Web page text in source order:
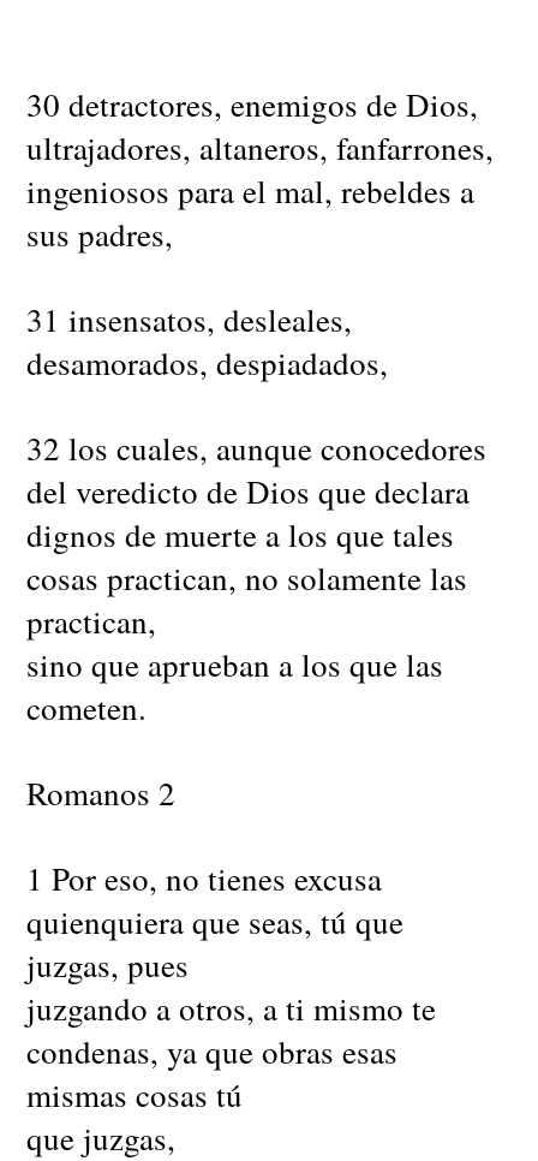
30 detractores, enemigos de Dios,
ultrajadores, altaneros, fanfarrones,
ingeniosos para el mal, rebeldes a
sus padres,
31 insensatos, desleales,
desamorados, despiadados,
32 los cuales, aunque conocedores
del veredicto de Dios que declara
dignos de muerte a los que tales
cosas practican, no solamente las
practican,
sino que aprueban a los que las
cometen.
Romanos 2
1 Por eso, no tienes excusa
quienquiera que seas, tú que
juzgas, pues
juzgando a otros, a ti mismo te
condenas, ya que obras esas
mismas cosas tú
que juzgas,